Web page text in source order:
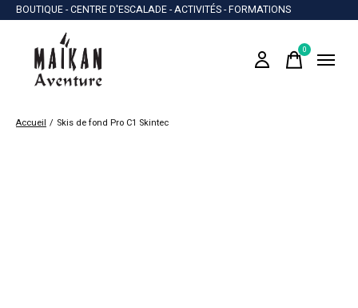
BOUTIQUE - CENTRE D'ESCALADE - ACTIVITÉS - FORMATIONS
0items
Accueil / Skis de fond Pro C1 Skintec